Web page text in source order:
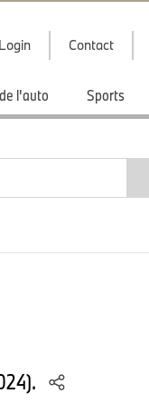
Login Contact
l'auto Sports